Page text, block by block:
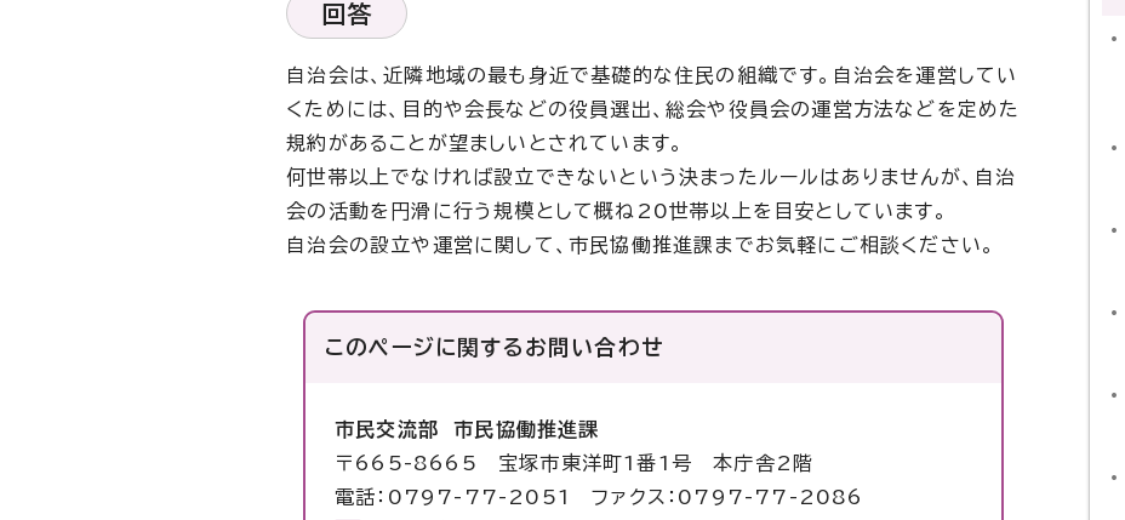
回答
自治会は、近隣地域の最も身近で基礎的な住民の組織です。自治会を運営してい
くためには、目的や会長などの役員選出、総会や役員会の運営方法などを定めた
規約があることが望ましいとされています。
何世帯以上でなければ設立できないという決まったルールはありませんが、自治
会の活動を円滑に行う規模として概ね20世帯以上を目安としています。
自治会の設立や運営に関して、市民協働推進課までお気軽にご相談ください。
このページに関する お問い合わせ
市民交流部 市民協働推進課
〒665-8665 宝塚市東洋町1番1号 本庁舎2階
電話：0797-77-2051 ファクス：0797-77-2086